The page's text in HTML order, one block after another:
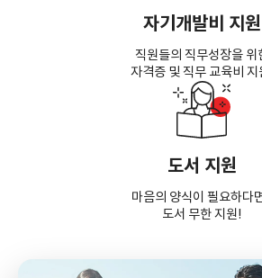
자기개발비 지원
직원들의 직무성장을 위
자격증 및 직무 교육비 지
도서 지원
마음의 양식이 필요하다
도서 무한 지원!